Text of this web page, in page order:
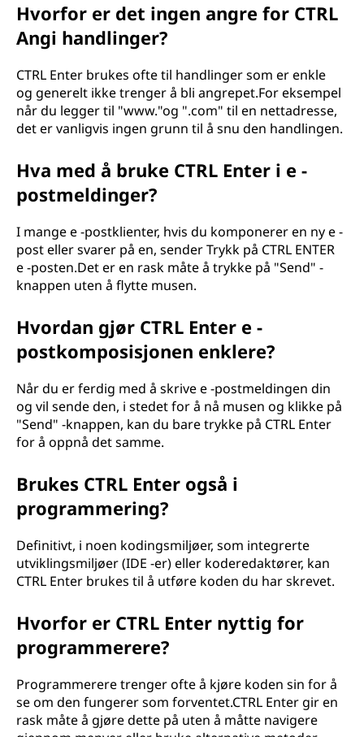
Hvorfor er det ingen angre for CTRL
Angi handlinger?
CTRL Enter brukes ofte til handlinger som er enkle
og generelt ikke trenger å bli angrepet.For eksempel
når du legger til "www."og ".com" til en nettadresse,
det er vanligvis ingen grunn til å snu den handlingen.
Hva med å bruke CTRL Enter i e -
postmeldinger?
I mange e -postklienter, hvis du komponerer en ny e -
post eller svarer på en, sender Trykk på CTRL ENTER
e -posten.Det er en rask måte å trykke på "Send" -
knappen uten å flytte musen.
Hvordan gjør CTRL Enter e -
postkomposisjonen enklere?
Når du er ferdig med å skrive e -postmeldingen din
og vil sende den, i stedet for å nå musen og klikke på
"Send" -knappen, kan du bare trykke på CTRL Enter
for å oppnå det samme.
Brukes CTRL Enter også i
programmering?
Definitivt, i noen kodingsmiljøer, som integrerte
utviklingsmiljøer (IDE -er) eller koderedaktører, kan
CTRL Enter brukes til å utføre koden du har skrevet.
Hvorfor er CTRL Enter nyttig for
programmerere?
Programmerere trenger ofte å kjøre koden sin for å
se om den fungerer som forventet.CTRL Enter gir en
rask måte å gjøre dette på uten å måtte navigere